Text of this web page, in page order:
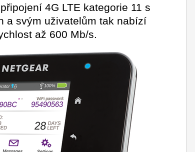
4G LTE kategorie 11 s
a svým uživatelům tak nabízí
až 600 Mb/s.